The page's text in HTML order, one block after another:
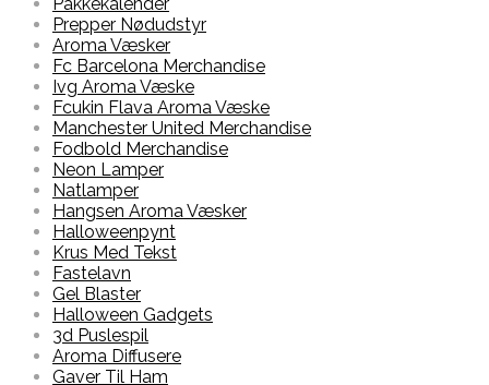
Prepper Nødudstyr
Aroma Væsker
Fc Barcelona Merchandise
Ivg Aroma Væske
Fcukin Flava Aroma Væske
Manchester United Merchandise
Fodbold Merchandise
Neon Lamper
Natlamper
Hangsen Aroma Væsker
Halloweenpynt
Krus Med Tekst
Fastelavn
Gel Blaster
Halloween Gadgets
3d Puslespil
Aroma Diffusere
Gaver Til Ham